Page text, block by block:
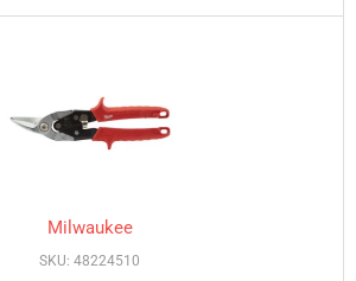
Milwaukee
SKU: 48224510